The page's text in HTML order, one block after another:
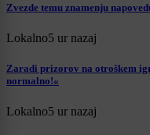
Zvezde temu znamenju
Lokalno5 ur nazaj
Zaradi prizorov na otroškem
normalno!«
Lokalno5 ur nazaj